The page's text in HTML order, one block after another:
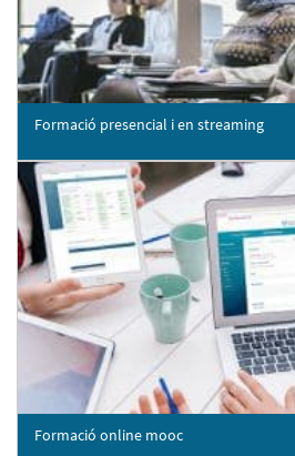
Formació presencial i en streaming
Formació online mooc